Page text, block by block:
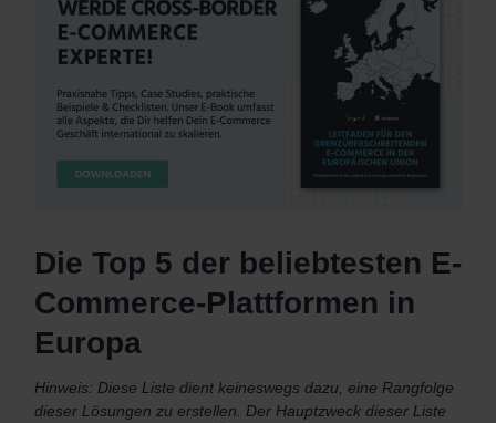
Die Top 5 der beliebtesten E-
Commerce-Plattformen in
Europa
Hinweis: Diese Liste dient keineswegs dazu, eine Rangfolge
dieser Lösungen zu erstellen. Der Hauptzweck dieser Liste